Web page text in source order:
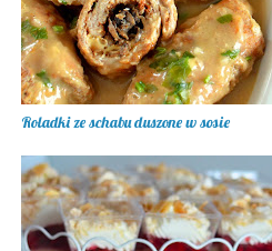
Roladki ze schabu duszone w sosie